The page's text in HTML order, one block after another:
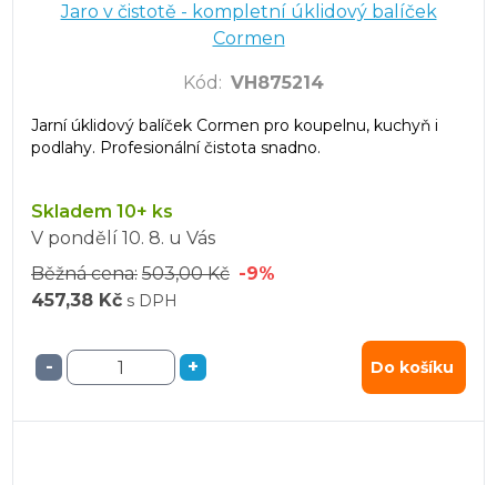
Jaro v čistotě - kompletní úklidový balíček
Cormen
Kód : VH875214
Jarní úklidový balíček Cormen pro koupelnu, kuchyň i
podlahy. Profesionální čistota snadno.
Skladem 10+ ks
V pondělí 10. 8. u Vás
Běžná cena: 503,00 Kč -9%
457,38 Kč s DPH
- + Do košíku